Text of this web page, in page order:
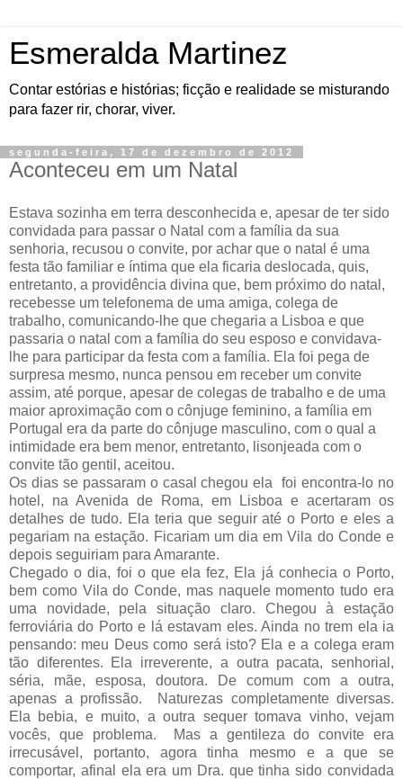
Esmeralda Martinez
Contar estórias e histórias; ficção e realidade se misturando
para fazer rir, chorar, viver.
segunda-feira, 17 de dezembro de 2012
Aconteceu em um Natal
Estava sozinha em terra desconhecida e, apesar de ter sido
convidada para passar o Natal com a família da sua
senhoria, recusou o convite, por achar que o natal é uma
festa tão familiar e íntima que ela ficaria deslocada, quis,
entretanto, a providência divina que, bem próximo do natal,
recebesse um telefonema de uma amiga, colega de
trabalho, comunicando-lhe que chegaria a Lisboa e que
passaria o natal com a família do seu esposo e convidava-
lhe para participar da festa com a família. Ela foi pega de
surpresa mesmo, nunca pensou em receber um convite
assim, até porque, apesar de colegas de trabalho e de uma
maior aproximação com o cônjuge feminino, a família em
Portugal era da parte do cônjuge masculino, com o qual a
intimidade era bem menor, entretanto, lisonjeada com o
convite tão gentil, aceitou.
Os dias se passaram o casal chegou ela foi encontra-lo no
hotel, na Avenida de Roma, em Lisboa e acertaram os
detalhes de tudo. Ela teria que seguir até o Porto e eles a
pegariam na estação. Ficariam um dia em Vila do Conde e
depois seguiriam para Amarante.
Chegado o dia, foi o que ela fez, Ela já conhecia o Porto,
bem como Vila do Conde, mas naquele momento tudo era
uma novidade, pela situação claro. Chegou à estação
ferroviária do Porto e lá estavam eles. Ainda no trem ela ia
pensando: meu Deus como será isto? Ela e a colega eram
tão diferentes. Ela irreverente, a outra pacata, senhorial,
séria, mãe, esposa, doutora. De comum com a outra,
apenas a profissão. Naturezas completamente diversas.
Ela bebia, e muito, a outra sequer tomava vinho, vejam
vocês, que problema. Mas a gentileza do convite era
irrecusável, portanto, agora tinha mesmo e a que se
comportar, afinal ela era um Dra. que tinha sido convidada